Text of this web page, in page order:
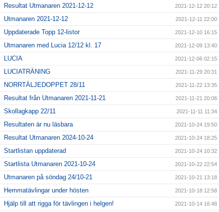
Resultat Utmanaren 2021-12-12 2021-12-12 20:12
Utmanaren 2021-12-12 2021-12-11 22:00
Uppdaterade Topp 12-listor 2021-12-10 16:15
Utmanaren med Lucia 12/12 kl. 17 2021-12-09 13:40
LUCIA 2021-12-06 02:15
LUCIATRÄNING 2021-11-29 20:31
NORRTÄLJEDOPPET 28/11 2021-11-22 13:35
Resultat från Utmanaren 2021-11-21 2021-11-21 20:06
Skollagkapp 22/11 2021-11-11 11:34
Resultaten är nu läsbara 2021-10-24 19:50
Resultat Utmanaren 2024-10-24 2021-10-24 18:25
Startlistan uppdaterad 2021-10-24 10:32
Startlista Utmanaren 2021-10-24 2021-10-22 22:54
Utmanaren på söndag 24/10-21 2021-10-21 13:18
Hemmatävlingar under hösten 2021-10-18 12:58
Hjälp till att rigga för tävlingen i helgen! 2021-10-14 16:48